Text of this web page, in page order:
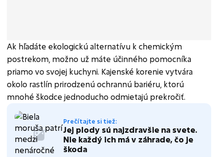
Ak hľadáte ekologickú alternatívu k chemickým
postrekom, možno už máte účinného pomocníka
priamo vo svojej kuchyni. Kajenské korenie vytvára
okolo rastlín prirodzenú ochrannú bariéru, ktorú
mnohé škodce jednoducho odmietajú prekročiť.
Prečítajte si tiež:
Jej plody sú najzdravšie na svete.
Nie každý ich má v záhrade, čo je
škoda